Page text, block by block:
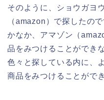
そのように、ショウガヨ
（amazon）で探したの
かなか、アマゾン（
品をみつけることができ
色々と探している内に、
商品をみつけることがで